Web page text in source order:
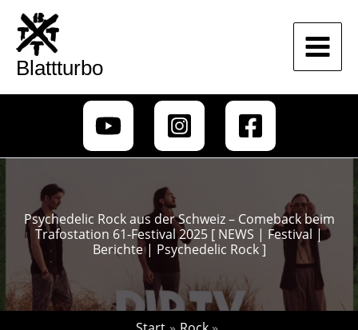
Zum
Inhalt
springen
Blattturbo
Psychedelic Rock aus der Schweiz – Comeback beim
Trafostation 61-Festival 2025 [ NEWS | Festival |
Berichte | Psychedelic Rock ]